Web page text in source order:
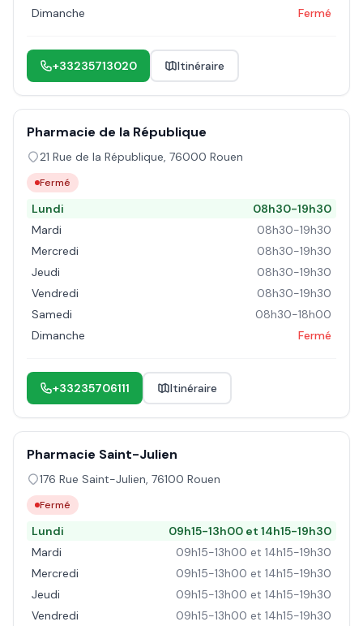
Dimanche
Fermé
+33235713020 Itinéraire
Pharmacie de la République
21 Rue de la République, 76000 Rouen
Fermé
Lundi
08h30-19h30
Mardi
08h30-19h30
Mercredi
08h30-19h30
Jeudi
08h30-19h30
Vendredi
08h30-19h30
Samedi
08h30-18h00
Dimanche
Fermé
+33235706111 Itinéraire
Pharmacie Saint-Julien
176 Rue Saint-Julien, 76100 Rouen
Fermé
Lundi
09h15-13h00 et 14h15-19h30
Mardi
09h15-13h00 et 14h15-19h30
Mercredi
09h15-13h00 et 14h15-19h30
Jeudi
09h15-13h00 et 14h15-19h30
Vendredi
09h15-13h00 et 14h15-19h30